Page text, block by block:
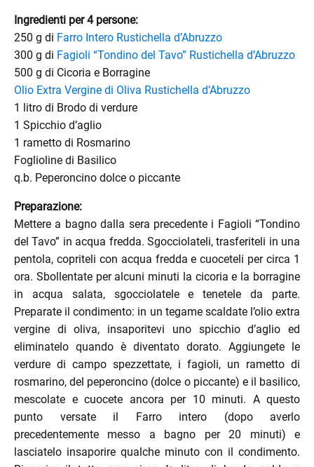
Ingredienti per 4 persone:
250 g di Farro Intero Rustichella d’Abruzzo
300 g di Fagioli “Tondino del Tavo” Rustichella d’Abruzzo
500 g di Cicoria e Borragine
Olio Extra Vergine di Oliva Rustichella d’Abruzzo
1 litro di Brodo di verdure
1 Spicchio d’aglio
1 rametto di Rosmarino
Foglioline di Basilico
q.b. Peperoncino dolce o piccante
Preparazione:
Mettere a bagno dalla sera precedente i Fagioli “Tondino
del Tavo” in acqua fredda. Sgocciolateli, trasferiteli in una
pentola, copriteli con acqua fredda e cuoceteli per circa 1
ora. Sbollentate per alcuni minuti la cicoria e la borragine
in acqua salata, sgocciolatele e tenetele da parte.
Preparate il condimento: in un tegame scaldate l’olio extra
vergine di oliva, insaporitevi uno spicchio d’aglio ed
eliminatelo quando è diventato dorato. Aggiungete le
verdure di campo spezzettate, i fagioli, un rametto di
rosmarino, del peperoncino (dolce o piccante) e il basilico,
mescolate e cuocete ancora per 10 minuti. A questo
punto versate il Farro intero (dopo averlo
precedentemente messo a bagno per 20 minuti) e
lasciatelo insaporire qualche minuto con il condimento.